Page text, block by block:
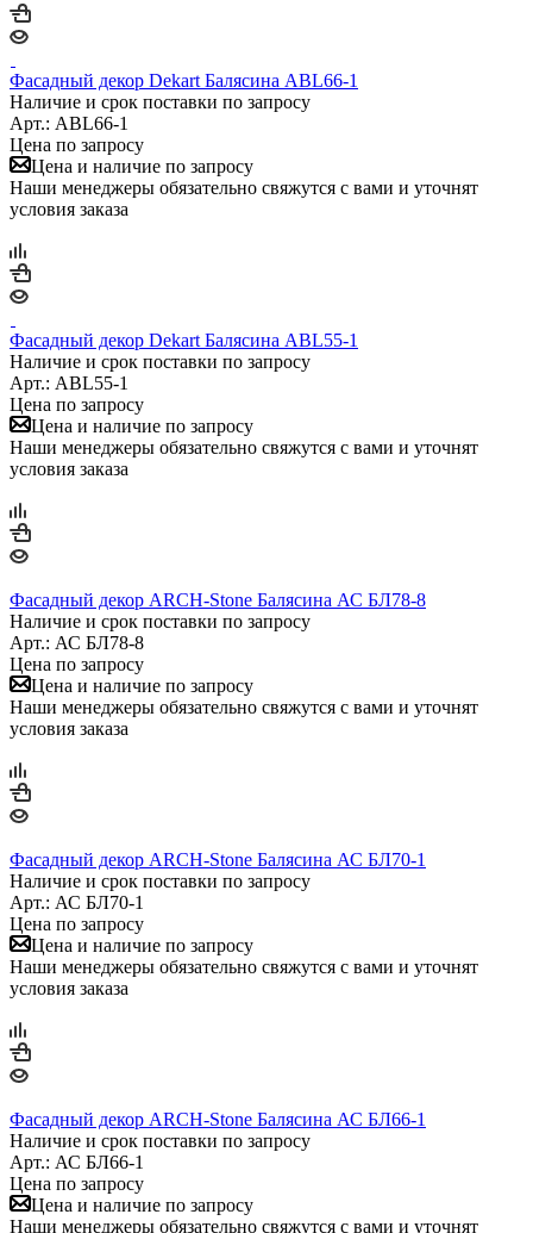
Фасадный декор Dekart Балясина ABL66-1
Наличие и срок поставки по запросу
Арт.: ABL66-1
Цена по запросу
Цена и наличие по запросу
Наши менеджеры обязательно свяжутся с вами и уточнят
условия заказа
Фасадный декор Dekart Балясина ABL55-1
Наличие и срок поставки по запросу
Арт.: ABL55-1
Цена по запросу
Цена и наличие по запросу
Наши менеджеры обязательно свяжутся с вами и уточнят
условия заказа
Фасадный декор ARCH-Stone Балясина АС БЛ78-8
Наличие и срок поставки по запросу
Арт.: АС БЛ78-8
Цена по запросу
Цена и наличие по запросу
Наши менеджеры обязательно свяжутся с вами и уточнят
условия заказа
Фасадный декор ARCH-Stone Балясина АС БЛ70-1
Наличие и срок поставки по запросу
Арт.: АС БЛ70-1
Цена по запросу
Цена и наличие по запросу
Наши менеджеры обязательно свяжутся с вами и уточнят
условия заказа
Фасадный декор ARCH-Stone Балясина АС БЛ66-1
Наличие и срок поставки по запросу
Арт.: АС БЛ66-1
Цена по запросу
Цена и наличие по запросу
Наши менеджеры обязательно свяжутся с вами и уточнят